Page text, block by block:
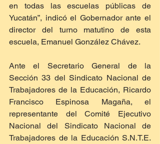
en todas las escuelas públicas de
Yucatán”, indicó el Gobernador ante el
director del turno matutino de esta
escuela, Emanuel González Chávez.
Ante el Secretario General de la
Sección 33 del Sindicato Nacional de
Trabajadores de la Educación, Ricardo
Francisco Espinosa Magaña, el
representante del Comité Ejecutivo
Nacional del Sindicato Nacional de
Trabajadores de la Educación S.N.T.E.